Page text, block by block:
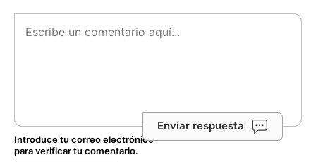
Enviar respuesta
Introduce tu correo electrónico
para verificar tu comentario.